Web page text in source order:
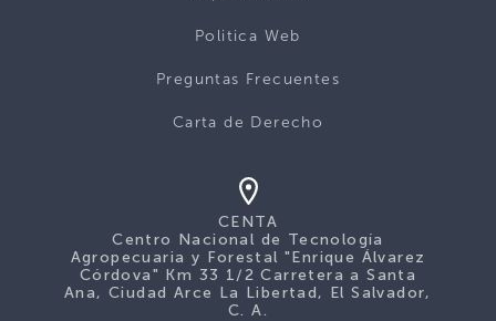
Politica Web
Preguntas Frecuentes
Carta de Derecho
CENTA
Centro Nacional de Tecnología
Agropecuaria y Forestal "Enrique Álvarez
Córdova" Km 33 1/2 Carretera a Santa
Ana, Ciudad Arce La Libertad, El Salvador,
C. A.